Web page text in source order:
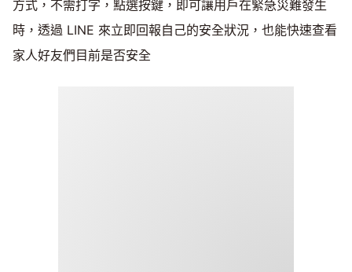
方式，不需打字，點選按鍵，即可讓用戶在緊急災難發生
時，透過 LINE 來立即回報自己的安全狀況，也能快速查看
家人好友們目前是否安全